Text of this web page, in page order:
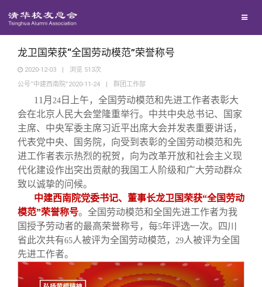
地区联络
年级联络
院系校友工作
专业委员会
兴趣群体
西南联大校友会
回馈母校
捐赠项目
捐赠新闻
捐赠纪事
捐赠方法
义工计划
媒体平台
《清华校友通讯》
《水木清华》
我要订阅
新媒体平台
百年清华
清华人物
清华故事
青春风采
校友文苑
校友服务
终身学习
信息化服务
三创大赛
校友总会
总会简介
会长致辞
关闭
龙卫国荣获“全国劳动模范”荣誉称号
2020-12-03 | 浏览 513次
公号“中建西南院”2020-11-24
| 群团工作部
11 月 24 日上午，全国劳动模范和先进工作者表彰大
会在北京人民大会堂隆重举行。中共中央总书记、国家
主席、中央军委主席习近平出席大会并发表重要讲话，
代表党中央、国务院，向受到表彰的全国劳动模范和先
进工作者表示热烈的祝贺，向为改革开放和社会主义现
代化建设作出突出贡献的我国工人阶级和广大劳动群众
致以诚挚的问候。
中建西南院党委书记、董事长龙卫国荣获“全国劳动
模范”荣誉称号。全国劳动模范和全国先进工作者为我
国授予劳动者的最高荣誉称号，每5年评选一次。四川
省此次共有65人被评为全国劳动模范， 29人被评为全国
先进工作者。